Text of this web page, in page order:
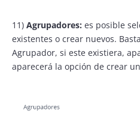
11) Agrupadores: es posible
existentes o crear nuevos.
Agrupador, si este existiera,
aparecerá la opción de crear